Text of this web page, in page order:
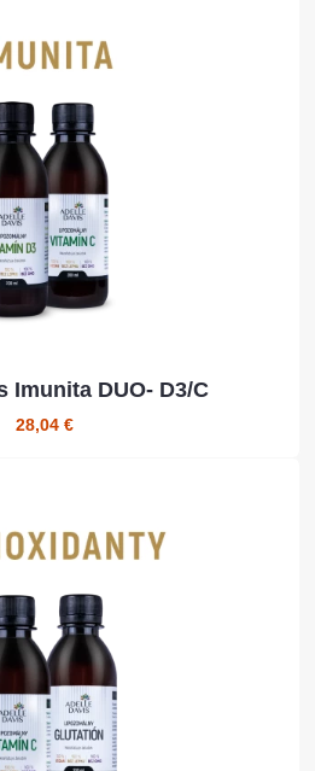
Imunita DUO- D3/C
28,04 €